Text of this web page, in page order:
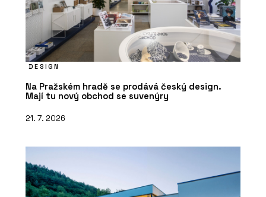
DESIGN
Na Pražském hradě se prodává český design.
Mají tu nový obchod se suvenýry
21. 7. 2026